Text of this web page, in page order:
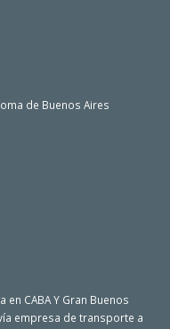
de Buenos Aires
CABA Y Gran Buenos
empresa de transporte a